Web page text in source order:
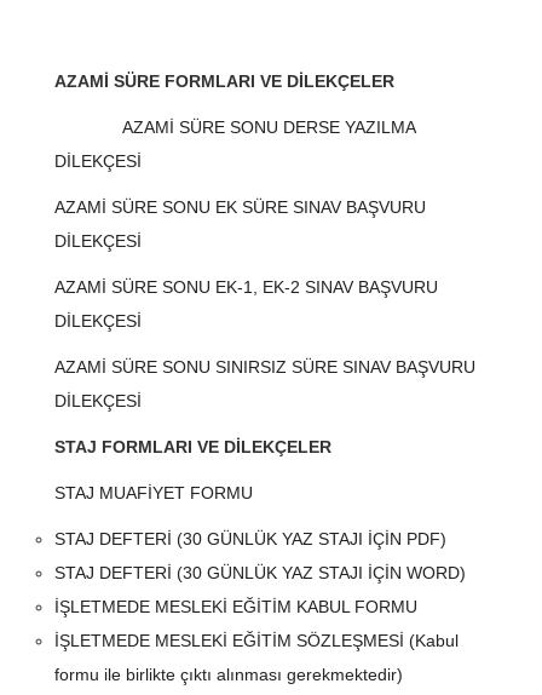
AZAMİ SÜRE FORMLARI VE DİLEKÇELER
AZAMİ SÜRE SONU DERSE YAZILMA
DİLEKÇESİ
AZAMİ SÜRE SONU EK SÜRE SINAV BAŞVURU
DİLEKÇESİ
AZAMİ SÜRE SONU EK-1, EK-2 SINAV BAŞVURU
DİLEKÇESİ
AZAMİ SÜRE SONU SINIRSIZ SÜRE SINAV BAŞVURU
DİLEKÇESİ
STAJ FORMLARI VE DİLEKÇELER
STAJ MUAFİYET FORMU
Dosyalar
STAJ DEFTERİ (30 GÜNLÜK YAZ STAJI İÇİN PDF)
STAJ DEFTERİ (30 GÜNLÜK YAZ STAJI İÇİN WORD)
İŞLETMEDE MESLEKİ EĞİTİM KABUL FORMU
İŞLETMEDE MESLEKİ EĞİTİM SÖZLEŞMESİ (Kabul
formu ile birlikte çıktı alınması gerekmektedir)